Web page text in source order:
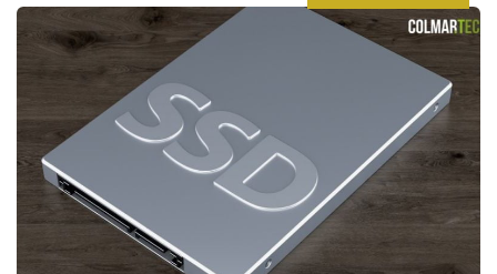
DONNÉES
SUR
DISQUE
DUR